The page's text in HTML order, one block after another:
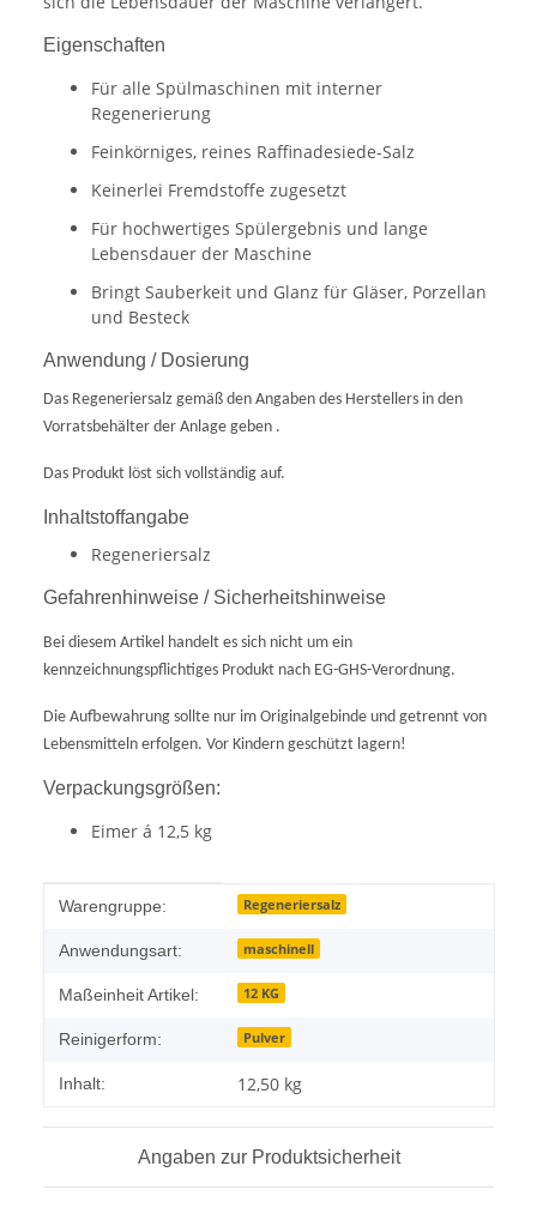
Eigenschaften
Für alle Spülmaschinen mit interner
Regenerierung
Feinkörniges, reines Raffinadesiede-Salz
Keinerlei Fremdstoffe zugesetzt
Für hochwertiges Spülergebnis und lange
Lebensdauer der Maschine
Bringt Sauberkeit und Glanz für Gläser, Porzellan
und Besteck
Anwendung / Dosierung
Das Regeneriersalz gemäß den Angaben des Herstellers in den
Vorratsbehälter der Anlage geben .
Das Produkt löst sich vollständig auf.
Inhaltstoffangabe
Regeneriersalz
Gefahrenhinweise / Sicherheitshinweise
Bei diesem Artikel handelt es sich nicht um ein
kennzeichnungspflichtiges Produkt nach EG-GHS-Verordnung.
Die Aufbewahrung sollte nur im Originalgebinde und getrennt von
Lebensmitteln erfolgen. Vor Kindern geschützt lagern!
Verpackungsgrößen:
Eimer á 12,5 kg
Produkteigenschaft
Wert
Warengruppe: Regeneriersalz
Anwendungsart: maschinell
Maßeinheit Artikel: 12 KG
Reinigerform: Pulver
Inhalt: 12,50 kg
Angaben zur Produktsicherheit